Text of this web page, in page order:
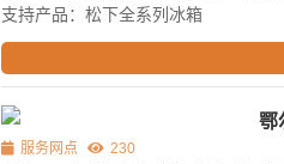
支持产品：松下全系列冰箱
鄂
服务网点 230